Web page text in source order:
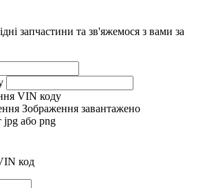
запчастини та зв'яжемося з вами за
VIN коду
Зображення завантажено
або png
код